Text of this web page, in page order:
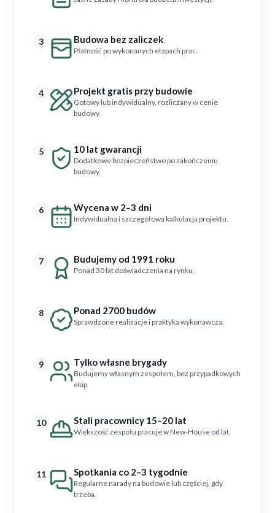
3 Budowa bez zaliczek
Płatność po wykonanych etapach prac.
4 Projekt gratis przy budowie
Gotowy lub indywidualny, rozliczany w cenie
budowy.
5 10 lat gwarancji
Dodatkowe bezpieczeństwo po zakończeniu
budowy.
6 Wycena w 2–3 dni
Indywidualna i szczegółowa kalkulacja projektu.
7 Budujemy od 1991 roku
Ponad 30 lat doświadczenia na rynku.
8 Ponad 2700 budów
Sprawdzone realizacje i praktyka wykonawcza.
9 Tylko własne brygady
Budujemy własnym zespołem, bez przypadkowych
ekip.
10 Stali pracownicy 15–20 lat
Większość zespołu pracuje w New-House od lat.
11 Spotkania co 2–3 tygodnie
Regularne narady na budowie lub częściej, gdy
trzeba.